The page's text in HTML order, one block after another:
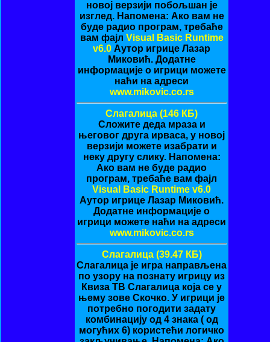
новој верзији побољшан је
изглед. Напомена: Ако вам не
буде радио програм, требаће
вам фајл Visual Basic Runtime
v6.0 Аутор игрице Лазар
Миковић. Додатне
информације о игрици можете
наћи на адреси
www.mikovic.co.rs
Слагалица (146 КБ)
Сложите деда мраза и
његовог друга ирваса, у новој
верзији можете изабрати и
неку другу слику. Напомена:
Ако вам не буде радио
програм, требаће вам фајл
Visual Basic Runtime v6.0
Аутор игрице Лазар Миковић.
Додатне информације о
игрици можете наћи на адреси
www.mikovic.co.rs
Слагалица (39.47 КБ)
Слагалица је игра направљена
по узору на познату игрицу из
Квиза ТВ Слагалица која се у
њему зове Скочко. У игрици је
потребно погодити задату
комбинацију од 4 знака ( од
могућих 6) користећи логичко